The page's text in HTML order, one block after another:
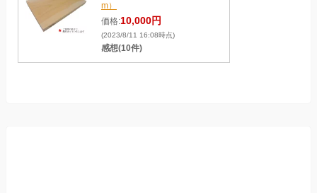
m）
価格:10,000円
(2023/8/11 16:08時点)
感想(10件)